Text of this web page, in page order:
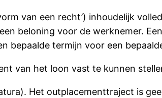
van een recht’) inhoudelijk
beloning voor de werknemer.
bepaalde termijn voor een
van het loon vast te kunnen
Het outplacementtraject is